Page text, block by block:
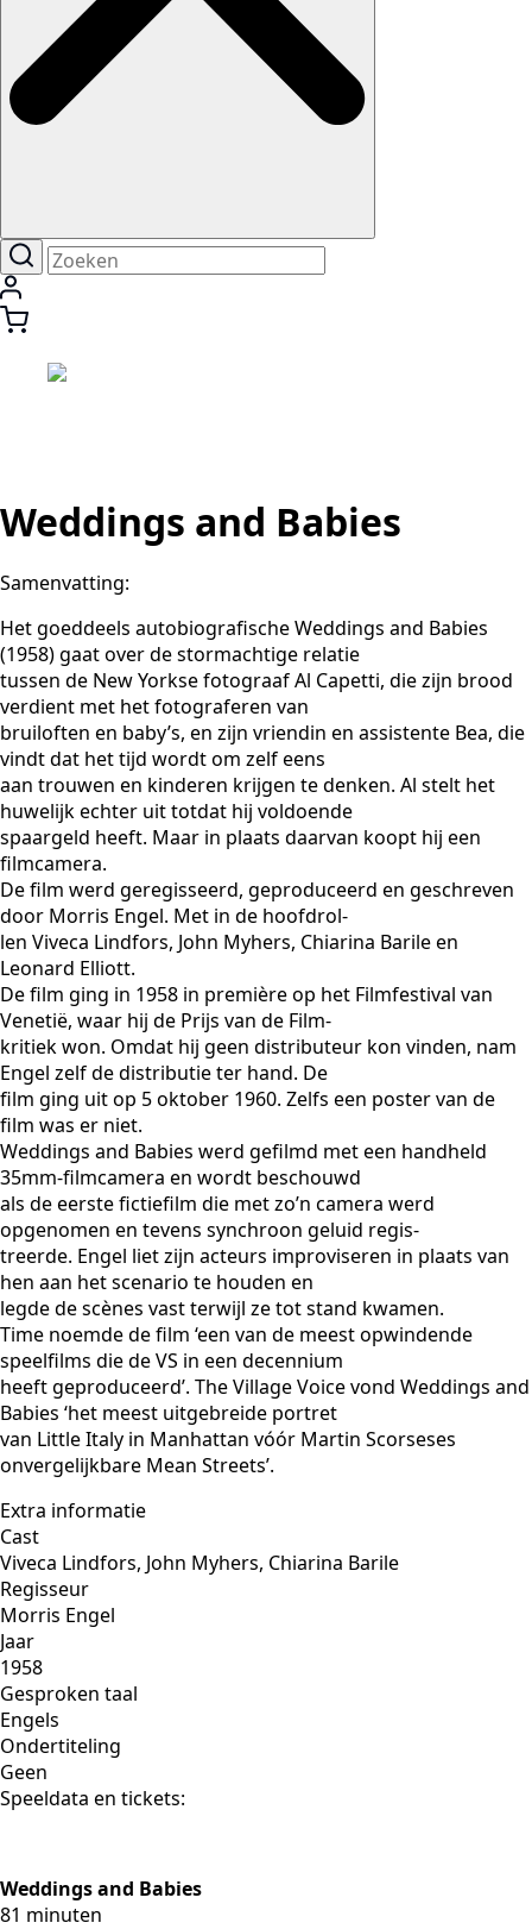
Weddings and Babies
Samenvatting:
Het goeddeels autobiografische Weddings and Babies
(1958) gaat over de stormachtige relatie
tussen de New Yorkse fotograaf Al Capetti, die zijn brood
verdient met het fotograferen van
bruiloften en baby’s, en zijn vriendin en assistente Bea, die
vindt dat het tijd wordt om zelf eens
aan trouwen en kinderen krijgen te denken. Al stelt het
huwelijk echter uit totdat hij voldoende
spaargeld heeft. Maar in plaats daarvan koopt hij een
filmcamera.
De film werd geregisseerd, geproduceerd en geschreven
door Morris Engel. Met in de hoofdrol-
len Viveca Lindfors, John Myhers, Chiarina Barile en
Leonard Elliott.
De film ging in 1958 in première op het Filmfestival van
Venetië, waar hij de Prijs van de Film-
kritiek won. Omdat hij geen distributeur kon vinden, nam
Engel zelf de distributie ter hand. De
film ging uit op 5 oktober 1960. Zelfs een poster van de
film was er niet.
Weddings and Babies werd gefilmd met een handheld
35mm-filmcamera en wordt beschouwd
als de eerste fictiefilm die met zo’n camera werd
opgenomen en tevens synchroon geluid regis-
treerde. Engel liet zijn acteurs improviseren in plaats van
hen aan het scenario te houden en
legde de scènes vast terwijl ze tot stand kwamen.
Time noemde de film ‘een van de meest opwindende
speelfilms die de VS in een decennium
heeft geproduceerd’. The Village Voice vond Weddings and
Babies ‘het meest uitgebreide portret
van Little Italy in Manhattan vóór Martin Scorseses
onvergelijkbare Mean Streets’.
Extra informatie
Cast
Viveca Lindfors, John Myhers, Chiarina Barile
Regisseur
Morris Engel
Jaar
1958
Gesproken taal
Engels
Ondertiteling
Geen
Speeldata en tickets:
Weddings and Babies
81 minuten